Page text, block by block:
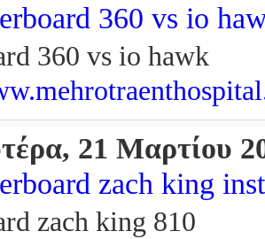
360 vs io
360 vs io hawk
21 Μαρτίου
zach king
zach king 810